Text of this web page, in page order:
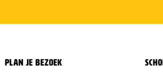
PLAN JE BEZOEK